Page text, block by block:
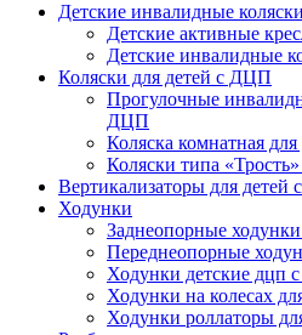
Детские инвалидные коляски
Детские активные
Детские инвалидные
Коляски для детей с ДЦП
Прогулочные
ДЦП
Коляска комнатная
Коляски типа
Вертикализаторы для
Ходунки
Заднеопорные
Переднеопорные
Ходунки детские дцп
Ходунки на колесах
Ходунки роллаторы